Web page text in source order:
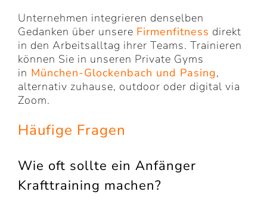
Unternehmen integrieren denselben
Gedanken über unsere Firmenfitness direkt
in den Arbeitsalltag ihrer Teams. Trainieren
können Sie in unseren Private Gyms
in München-Glockenbach und Pasing,
alternativ zuhause, outdoor oder digital via
Zoom.
Häufige Fragen
Wie oft sollte ein Anfänger
Krafttraining machen?